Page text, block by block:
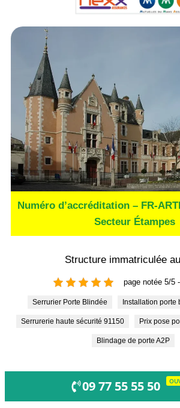
Numéro d’accréditation – FR-
Secteur Étampes
Structure immatriculée
page notée 5/5
Serrurier Porte Blindée Installation porte
Serrurerie haute sécurité 91150 Prix pose
Blindage de porte A2P
09 77 55 55 50